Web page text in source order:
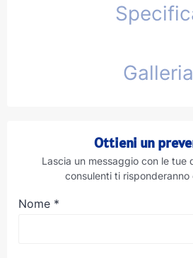
Galleria
Ottieni un
Lascia un messaggio con le tue
consulenti ti risponderanno
Nome *